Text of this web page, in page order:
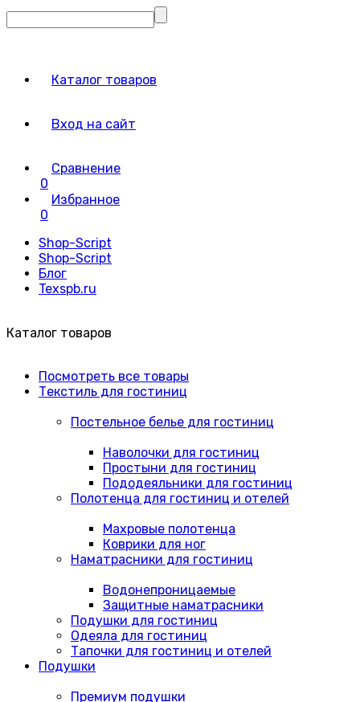
Каталог товаров
Вход на сайт
Сравнение
0
Избранное
0
Shop-Script
Shop-Script
Блог
Texspb.ru
Каталог товаров
Посмотреть все товары
Текстиль для гостиниц
Постельное белье для гостиниц
Наволочки для гостиниц
Простыни для гостиниц
Пододеяльники для гостиниц
Полотенца для гостиниц и отелей
Махровые полотенца
Коврики для ног
Наматрасники для гостиниц
Водонепроницаемые
Защитные наматрасники
Подушки для гостиниц
Одеяла для гостиниц
Тапочки для гостиниц и отелей
Подушки
Премиум подушки